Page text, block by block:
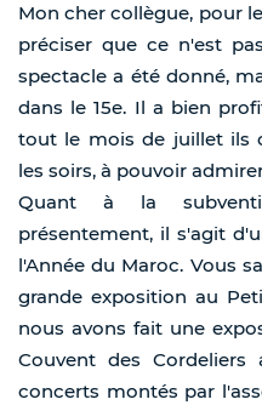
Mon cher collègue, pour
préciser que ce n'est
spectacle a été donné,
dans le 15e. Il a bien
tout le mois de juillet ils
les soirs, à pouvoir
Quant à la
présentement, il s'agit
l'Année du Maroc. Vous
grande exposition au
nous avons fait une
Couvent des Cordeliers
concerts montés par